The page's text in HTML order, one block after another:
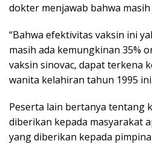
dokter menjawab bahwa
“Bahwa efektivitas vaksin ini
masih ada kemungkinan 35%
vaksin sinovac, dapat terkena
wanita kelahiran tahun 1995 ini.
Peserta lain bertanya tentang
diberikan kepada masyarakat
yang diberikan kepada